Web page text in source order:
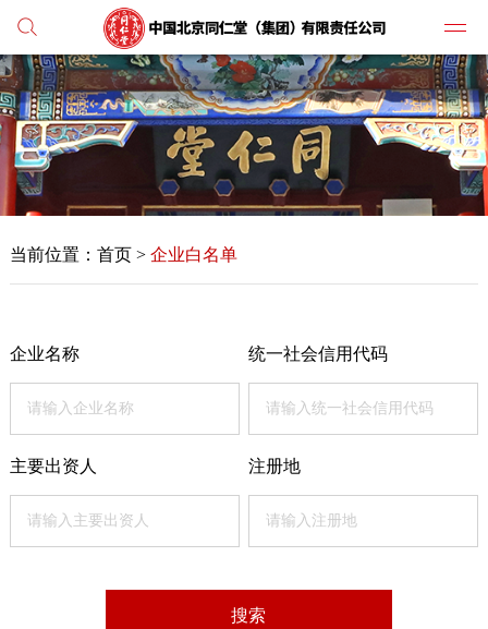
党建
人才
主打
药店
当前位置： 首页> 企业白名单
企业名称 统一社会信用代码
主要出资人 注册地
搜索